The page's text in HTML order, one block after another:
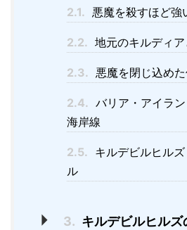
2.1. 悪魔を殺すほど強
2.2. 地元のキルディ
2.3. 悪魔を閉じ込め
2.4. バリア・アイラ
海岸線
2.5. キルデビルヒル
ル
3. キルデビルヒル